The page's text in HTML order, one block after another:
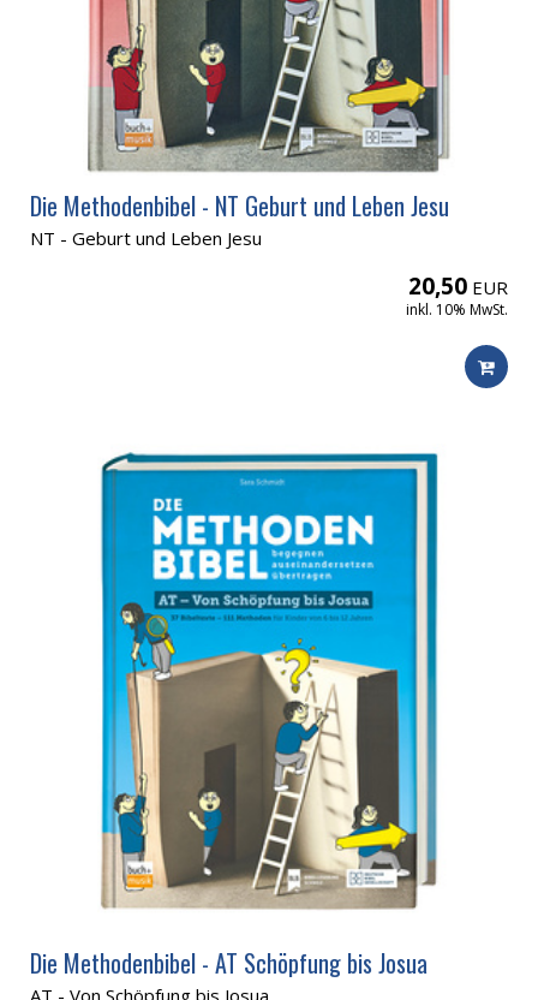
Die Methodenbibel - NT Geburt und Leben Jesu
NT - Geburt und Leben Jesu
20,50 EUR
inkl. 10% MwSt.
Die Methodenbibel - AT Schöpfung bis Josua
AT - Von Schöpfung bis Josua